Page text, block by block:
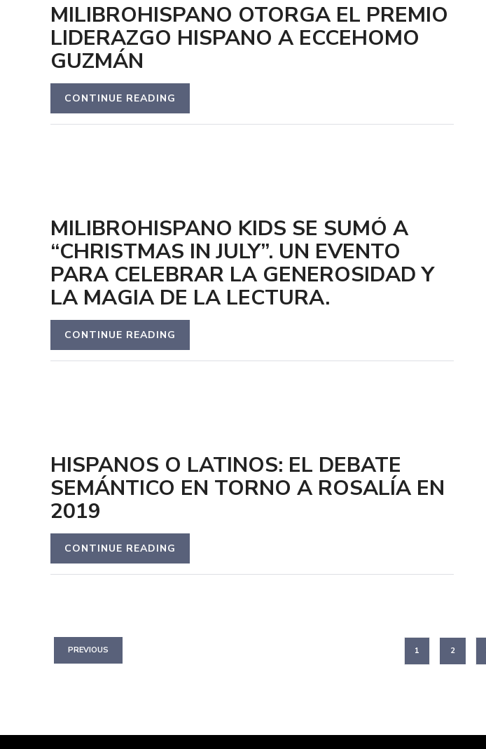
MILIBROHISPANO OTORGA EL PREMIO
LIDERAZGO HISPANO A ECCEHOMO
GUZMÁN
CONTINUE READING
MILIBROHISPANO KIDS SE SUMÓ A
“CHRISTMAS IN JULY”. UN EVENTO
PARA CELEBRAR LA GENEROSIDAD Y
LA MAGIA DE LA LECTURA.
CONTINUE READING
HISPANOS O LATINOS: EL DEBATE
SEMÁNTICO EN TORNO A ROSALÍA EN
2019
CONTINUE READING
PREVIOUS 1 2